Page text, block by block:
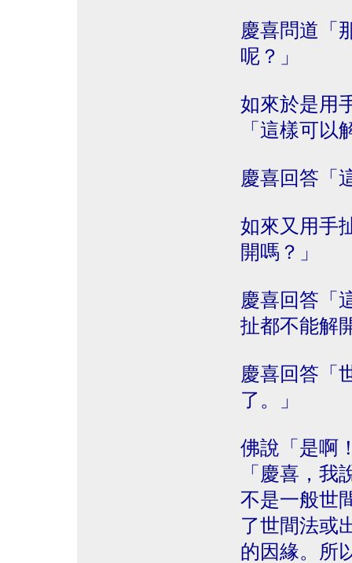
慶喜問道「
呢？」
如來於是用
「這樣可以
慶喜回答「
如來又用手
開嗎？」
慶喜回答「
扯都不能解
慶喜回答「
了。」
佛說「是啊
「慶喜，
不是一般世
了世間法或
的因緣。所